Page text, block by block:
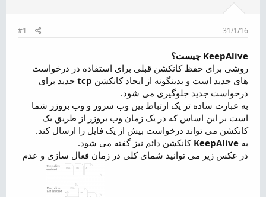
ض
و
ع
31/1/16
#1
KeepAlive چیست؟
روشی برای حفظ کانکشن قبلی برای استفاده در درخواست
های جدید است و بدینگونه از ایجاد کانکشن tcp جدید برای
درخواست جدید جلوگیری می شود.
به عبارت ساده تر یک ارتباط بین وب سرور و وب بروزر شما
است بر این اساس که در یک زمان وب بروزر از طریق یک
کانکشن می تواند درخواست بیش از یک فایل را ارسال کند.
به KeepAlive کانکشن دائم نیز گفته می شود.
در عکس زیر می توانید شمای کلی در زمان فعال سازی و عدم